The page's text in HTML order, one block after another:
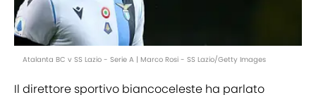
Atalanta BC v SS Lazio - Serie A | Marco Rosi - SS Lazio/Getty Images
Il direttore sportivo biancoceleste ha parlato